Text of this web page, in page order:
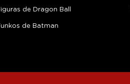
de Dragon Ball
de Batman